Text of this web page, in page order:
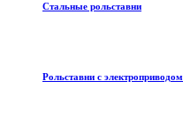
Стальные рольставни
Рольставни с электроприводом